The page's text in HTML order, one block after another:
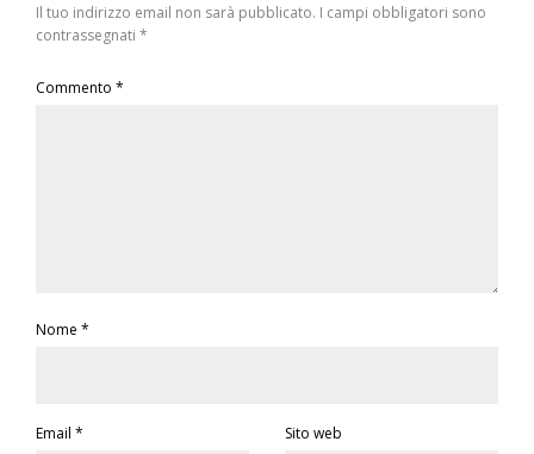
Il tuo indirizzo email non sarà pubblicato. I campi obbligatori sono
contrassegnati *
Commento *
Nome *
Email * Sito web